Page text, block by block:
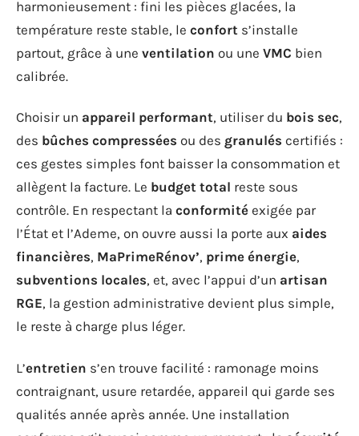
harmonieusement : fini les pièces glacées, la
température reste stable, le confort s’installe
partout, grâce à une ventilation ou une VMC bien
calibrée.
Choisir un appareil performant, utiliser du bois sec,
des bûches compressées ou des granulés certifiés :
ces gestes simples font baisser la consommation et
allègent la facture. Le budget total reste sous
contrôle. En respectant la conformité exigée par
l’État et l’Ademe, on ouvre aussi la porte aux aides
financières, MaPrimeRénov’, prime énergie,
subventions locales, et, avec l’appui d’un artisan
RGE, la gestion administrative devient plus simple,
le reste à charge plus léger.
L’entretien s’en trouve facilité : ramonage moins
contraignant, usure retardée, appareil qui garde ses
qualités année après année. Une installation